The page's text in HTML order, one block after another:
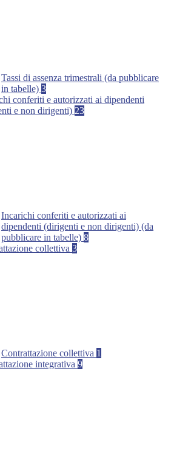
Tassi di assenza trimestrali (da pubblicare
in tabelle) 3
conferiti e autorizzati ai dipendenti
e non dirigenti) 23
Incarichi conferiti e autorizzati ai
dipendenti (dirigenti e non dirigenti) (da
pubblicare in tabelle) 8
collettiva 3
Contrattazione collettiva 1
integrativa 9